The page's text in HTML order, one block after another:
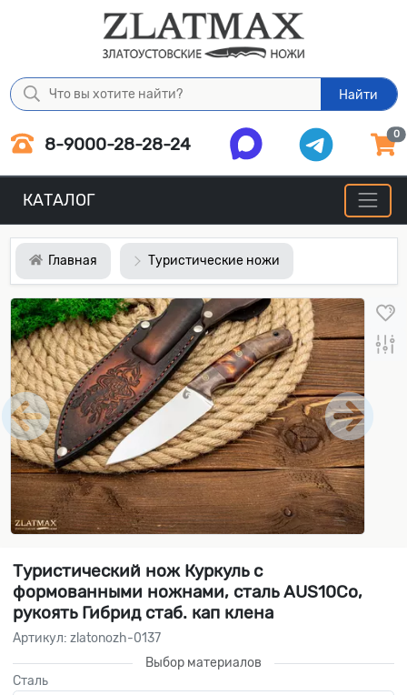
Найти
8-9000-28-28-24 0
КАТАЛОГ
Главная Туристические ножи
Туристический нож Куркуль с
формованными ножнами, сталь AUS10Co,
рукоять Гибрид стаб. кап клена
Артикул: zlatonozh-0137
Выбор материалов
Сталь